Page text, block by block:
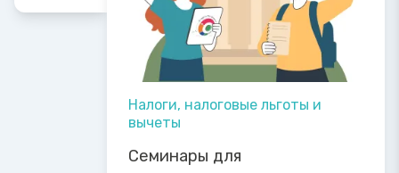
Налоги, налоговые льготы и
вычеты
Семинары для